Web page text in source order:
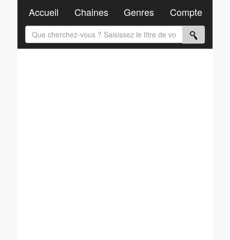
Accueil Chaines Genres Compte